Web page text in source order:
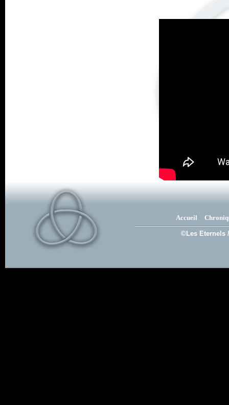
Accueil
©Les Eternels